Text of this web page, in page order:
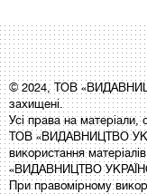
© 2024, ТОВ
захищені.
Усі права на матеріали,
ТОВ «ВИДАВНИЦТВО
використання
«ВИДАВНИЦТВО
При правомірному